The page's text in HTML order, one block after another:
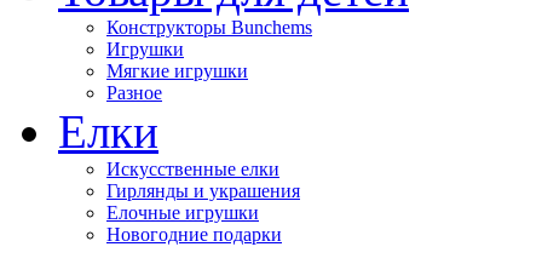
Конструкторы Bunchems
Игрушки
Мягкие игрушки
Разное
Елки
Искусственные елки
Гирлянды и украшения
Елочные игрушки
Новогодние подарки